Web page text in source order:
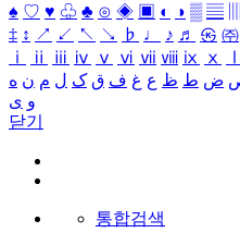
♠ ♡ ♥ ♧ ♣ ⊙ ◈ ▣ ◐ ◑ ▒ ▤
‡ ↕ ↗ ↙ ↖ ↘ ♭ ♩ ♪ ♬ ㉿ ㈜
ⅰ
ⅱ ⅲ ⅳ ⅴ ⅵ ⅶ ⅷ ⅸ ⅹ
ض ط ظ ع غ ف ق ک ل م ن ه
و ی
닫기
통합검색